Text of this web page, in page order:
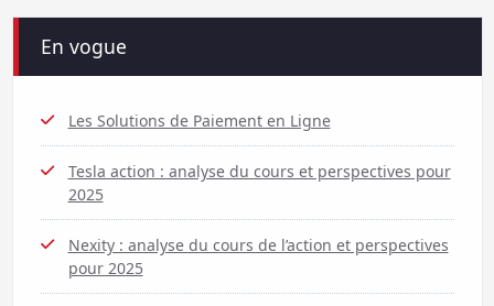
En vogue
Les Solutions de Paiement en Ligne
Tesla action : analyse du cours et perspectives pour
2025
Nexity : analyse du cours de l’action et perspectives
pour 2025